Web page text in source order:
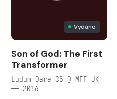
Vydáno
Son of God: The First
Transformer
Ludum Dare 35 @ MFF UK
— 2016